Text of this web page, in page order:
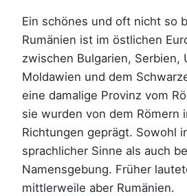
Ein schönes und oft nicht so
Rumänien ist im östlichen
zwischen Bulgarien, Serbien,
Moldawien und dem
eine damalige Provinz vom
sie wurden von dem Römern
Richtungen geprägt. Sowohl
sprachlicher Sinne als auch
Namensgebung. Früher
mittlerweile aber Rumänien.